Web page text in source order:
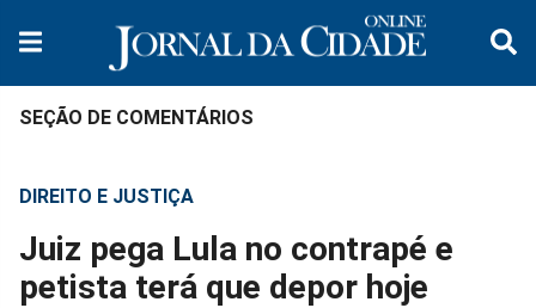
SEÇÃO DE COMENTÁRIOS
DIREITO E JUSTIÇA
Juiz pega Lula no contrapé e
petista terá que depor hoje